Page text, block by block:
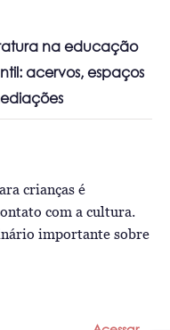
na educação
acervos, espaços
crianças é
com a cultura.
importante sobre